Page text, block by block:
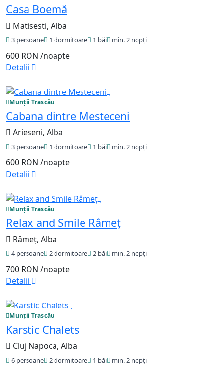
Casa Boemă
Matisesti, Alba
3 persoane 1 dormitoare 1 băi min. 2 nopți
600 RON /noapte
Detalii
Munții Trascău
Cabana dintre Mesteceni
Arieseni, Alba
3 persoane 1 dormitoare 1 băi min. 2 nopți
600 RON /noapte
Detalii
Munții Trascău
Relax and Smile Râmeț
Râmeț, Alba
4 persoane 2 dormitoare 2 băi min. 2 nopți
700 RON /noapte
Detalii
Munții Trascău
Karstic Chalets
Cluj Napoca, Alba
6 persoane 2 dormitoare 1 băi min. 2 nopți